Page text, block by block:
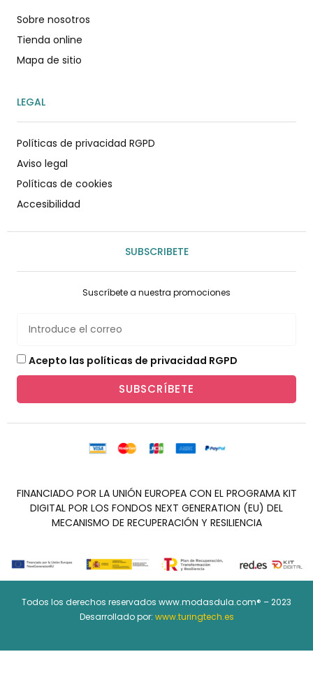
Sobre nosotros
Tienda online
Mapa de sitio
LEGAL
Políticas de privacidad RGPD
Aviso legal
Políticas de cookies
Accesibilidad
SUBSCRIBETE
Suscríbete a nuestra promociones
Acepto las políticas de privacidad RGPD
SUBSCRÍBETE
FINANCIADO POR LA UNIÓN EUROPEA CON EL PROGRAMA KIT
DIGITAL POR LOS FONDOS NEXT GENERATION (EU) DEL
MECANISMO DE RECUPERACIÓN Y RESILIENCIA
Todos los derechos reservados www.modasdula.com® – 2023
Desarrollado por: www.turingtech.es